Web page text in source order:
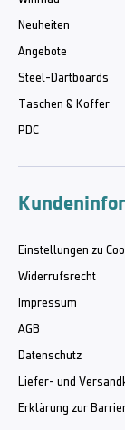
Neuheiten
Angebote
Steel-Dartboards
Taschen & Koffer
PDC
Einstellungen zu
Widerrufsrecht
Impressum
AGB
Datenschutz
Liefer- und
Erklärung zur